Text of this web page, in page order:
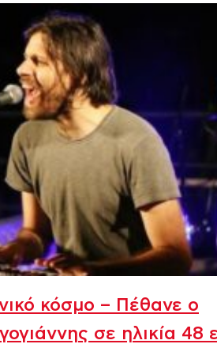
κόσμο – Πέθανε ο
σε ηλικία 48